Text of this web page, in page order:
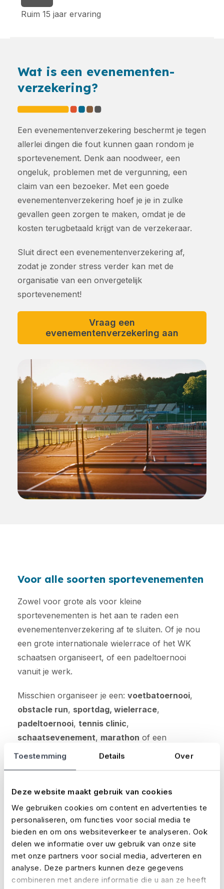
Toestemming Details Over
Deze website maakt gebruik van cookies
We gebruiken cookies om content en advertenties te
personaliseren, om functies voor social media te
bieden en om ons websiteverkeer te analyseren. Ook
delen we informatie over uw gebruik van onze site
met onze partners voor social media, adverteren en
analyse. Deze partners kunnen deze gegevens
combineren met andere informatie die u aan ze heeft
Ruim 15 jaar ervaring
Wat is een evenementen-
verzekering?
Een evenementenverzekering beschermt je tegen
allerlei dingen die fout kunnen gaan rondom je
sportevenement. Denk aan noodweer, een
ongeluk, problemen met de vergunning, een
claim van een bezoeker. Met een goede
evenementenverzekering hoef je je in zulke
gevallen geen zorgen te maken, omdat je de
kosten terugbetaald krijgt van de verzekeraar.
Sluit direct een evenementenverzekering af,
zodat je zonder stress verder kan met de
organisatie van een onvergetelijk
sportevenement!
Vraag een
evenementenverzekering aan
Voor alle soorten sportevenementen
Zowel voor grote als voor kleine
sportevenementen is het aan te raden een
evenementenverzekering af te sluiten. Of je nou
een grote internationale wielerrace of het WK
schaatsen organiseert, of een padeltoernooi
vanuit je werk.
Misschien organiseer je een: voetbatoernooi,
obstacle run, sportdag, wielerrace,
padeltoernooi, tennis clinic,
schaatsevenement, marathon of een
kitesurfwedstrijd
jouw evenement. Je kiest zelf welke dekkingen je
wel en niet wil verzekeren. Benieuwd hoeveel
premie je gaat betalen?
Bereken je premie
Vraag een offerte aan